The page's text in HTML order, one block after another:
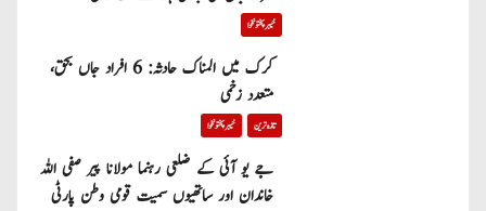
خیبر پختونخوا
کرک میں المناک حادثہ: 6 افراد جاں بحق،
متعدد زخمی
تازہ ترین خیبر پختونخوا
جے یو آئی کے ضلعی رہنما مولانا پیر صفی اللہ
خاندان اور ساتھیوں سمیت قومی وطن پارٹی